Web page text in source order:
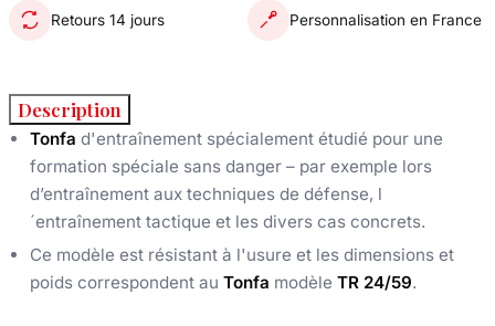
Retours 14 jours
Personnalisation en France
Description
Tonfa d'entraînement spécialement étudié pour une
formation spéciale sans danger – par exemple lors
d’entraînement aux techniques de défense, l
´entraînement tactique et les divers cas concrets.
Ce modèle est résistant à l'usure et les dimensions et
poids correspondent auTonfa modèleTR 24/59.